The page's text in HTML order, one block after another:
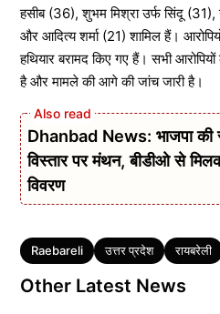
हसीब (36), शुभम मिश्रा उर्फ सिंदू (31),
और आदित्य शर्मा (21) शामिल हैं।
हथियार बरामद किए गए हैं। सभी
है और मामले की आगे की जांच जारी है।
Dhanbad News: भाजपा की
विस्तार पर मंथन, बीडीओ से
विवरण
Tags
Raebareli उत्तर प्रदेश रायबरेली
Other Latest News